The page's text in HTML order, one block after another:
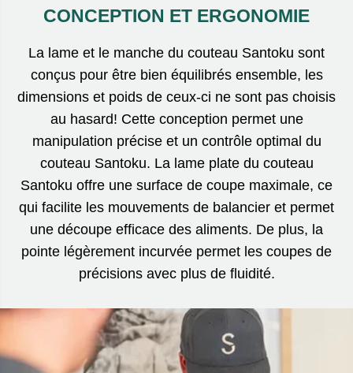
CONCEPTION ET ERGONOMIE
La lame et le manche du couteau Santoku sont
conçus pour être bien équilibrés ensemble, les
dimensions et poids de ceux-ci ne sont pas choisis
au hasard! Cette conception permet une
manipulation précise et un contrôle optimal du
couteau Santoku. La lame plate du couteau
Santoku offre une surface de coupe maximale, ce
qui facilite les mouvements de balancier et permet
une découpe efficace des aliments. De plus, la
pointe légèrement incurvée permet les coupes de
précisions avec plus de fluidité.